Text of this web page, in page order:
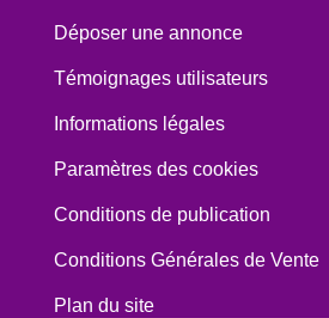
Déposer une annonce
Témoignages utilisateurs
Informations légales
Paramètres des cookies
Conditions de publication
Conditions Générales de Vente
Plan du site